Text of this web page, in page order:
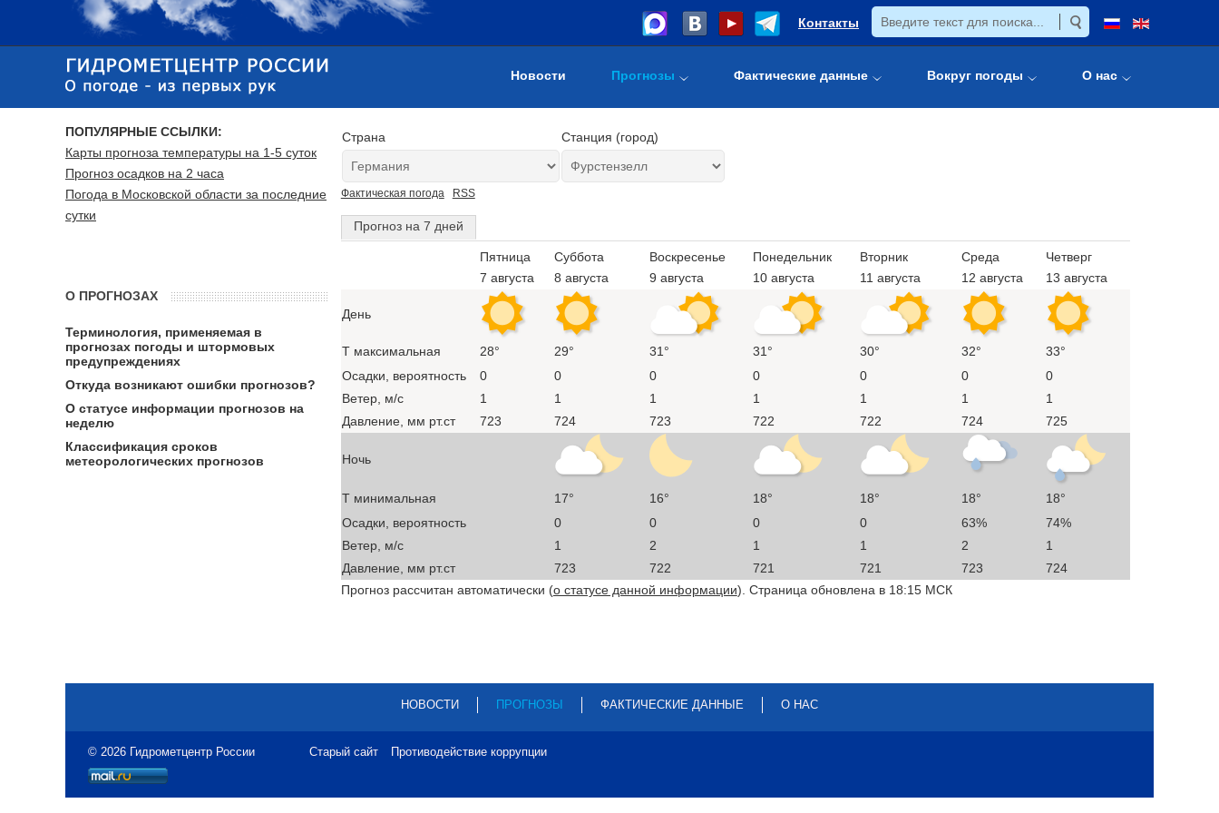
Контакты
Новости Прогнозы Фактические данные Вокруг погоды О нас
Страна Станция (город)
Фактическая погода RSS
Прогноз на 7 дней
Пятница
7 августа
Суббота
8 августа
Воскресенье
9 августа
Понедельник
10 августа
Вторник
11 августа
Среда
12 августа
Четверг
13 августа
День
T максимальная 28° 29° 31° 31° 30° 32°
33°
Осадки, вероятность
0 0 0 0 0 0
0
Ветер, м/с
1 1 1 1 1 1
1
Давление, мм рт.ст
723 724 723 722 722 724 725
Ночь
T минимальная 17° 16° 18° 18° 18°
18°
Осадки, вероятность
0 0 0 0 63%
74%
Ветер, м/с
1 2 1 1 2
1
Давление, мм рт.ст
723 722 721 721 723
724
Прогноз рассчитан автоматически (о статусе данной информации). Страница обновлена в 18:15 МСК
ПОПУЛЯРНЫЕ ССЫЛКИ:
Карты прогноза температуры на 1-5 суток
Прогноз осадков на 2 часа
Погода в Московской области за последние
сутки
О ПРОГНОЗАХ
Терминология, применяемая в
прогнозах погоды и штормовых
предупреждениях
Откуда возникают ошибки прогнозов?
О статусе информации прогнозов на
неделю
Классификация сроков
метеорологических прогнозов
НОВОСТИ ПРОГНОЗЫ ФАКТИЧЕСКИЕ ДАННЫЕ О НАС
© 2026 Гидрометцентр России Старый сайт Противодействие коррупции